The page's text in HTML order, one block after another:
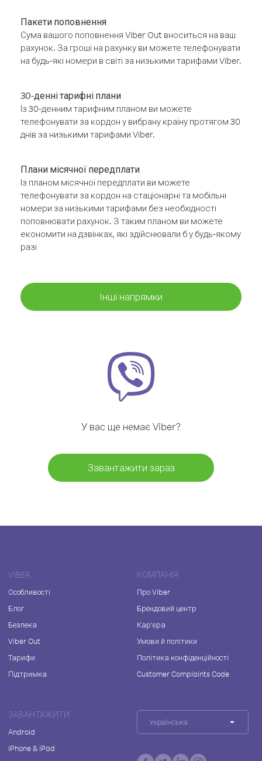
Пакети поповнення
Сума вашого поповнення Viber Out вноситься на ваш
рахунок. За гроші на рахунку ви можете телефонувати
на будь-які номери в світі за низькими тарифами Viber.
30-денні тарифні плани
Із 30-денним тарифним планом ви можете
телефонувати за кордон у вибрану країну протягом 30
днів за низькими тарифами Viber.
Плани місячної передплати
Із планом місячної передплати ви можете
телефонувати за кордон на стаціонарні та мобільні
номери за низькими тарифами без необхідності
поповнювати рахунок. З таким планом ви можете
економити на дзвінках, які здійснювали б у будь-якому
разі
Інші напрямки
У вас ще немає Viber?
Завантажити зараз
VIBER
Особливості
Блог
Безпека
Viber Out
Тарифи
Підтримка
КОМПАНІЯ
Про Viber
Брендовий центр
Кар'єра
Умови й політики
Політика конфіденційності
Customer Complaints Code
ЗАВАНТАЖИТИ
Android
iPhone & iPad
Українська